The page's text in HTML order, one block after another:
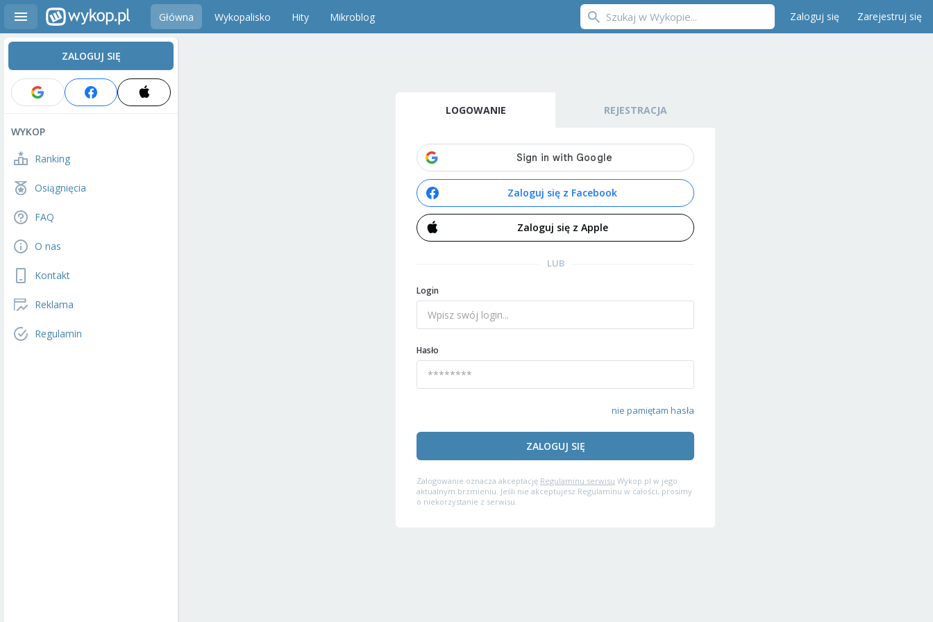
Główna Wykopalisko Hity Mikroblog Zaloguj się Zarejestruj się
ZALOGUJ SIĘ
WYKOP
Ranking
Osiągnięcia
FAQ
O nas
Kontakt
Reklama
Regulamin
LOGOWANIE REJESTRACJA
Zaloguj się z Facebook
Zaloguj się z Apple
LUB
Login
Hasło
nie pamiętam hasła
ZALOGUJ SIĘ
Zalogowanie oznacza akceptację Regulaminu serwisu Wykop.pl w jego
aktualnym brzmieniu. Jeśli nie akceptujesz Regulaminu w całości, prosimy
o niekorzystanie z serwisu.